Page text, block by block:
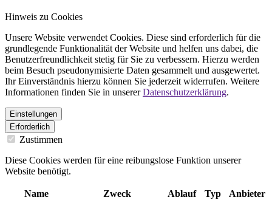
Hinweis zu Cookies
Unsere Website verwendet Cookies. Diese sind erforderlich für die
grundlegende Funktionalität der Website und helfen uns dabei, die
Benutzerfreundlichkeit stetig für Sie zu verbessern. Hierzu werden
beim Besuch pseudonymisierte Daten gesammelt und ausgewertet.
Ihr Einverständnis hierzu können Sie jederzeit widerrufen. Weitere
Informationen finden Sie in unsererDatenschutzerklärung.
Einstellungen
Erforderlich
Zustimmen
Diese Cookies werden für eine reibungslose Funktion unserer
Website benötigt.
Name Zweck Ablauf Typ Anbieter